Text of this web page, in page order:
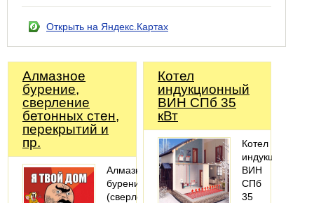
Открыть на Яндекс.Картах
Алмазное
бурение,
cверление
бетонных стен,
перекрытий и
пр.
Алмазное
бурение
(сверление)
Котел
индукционный
ВИН СПб 35
кВт
Котел
индукционный
ВИН
СПб
35